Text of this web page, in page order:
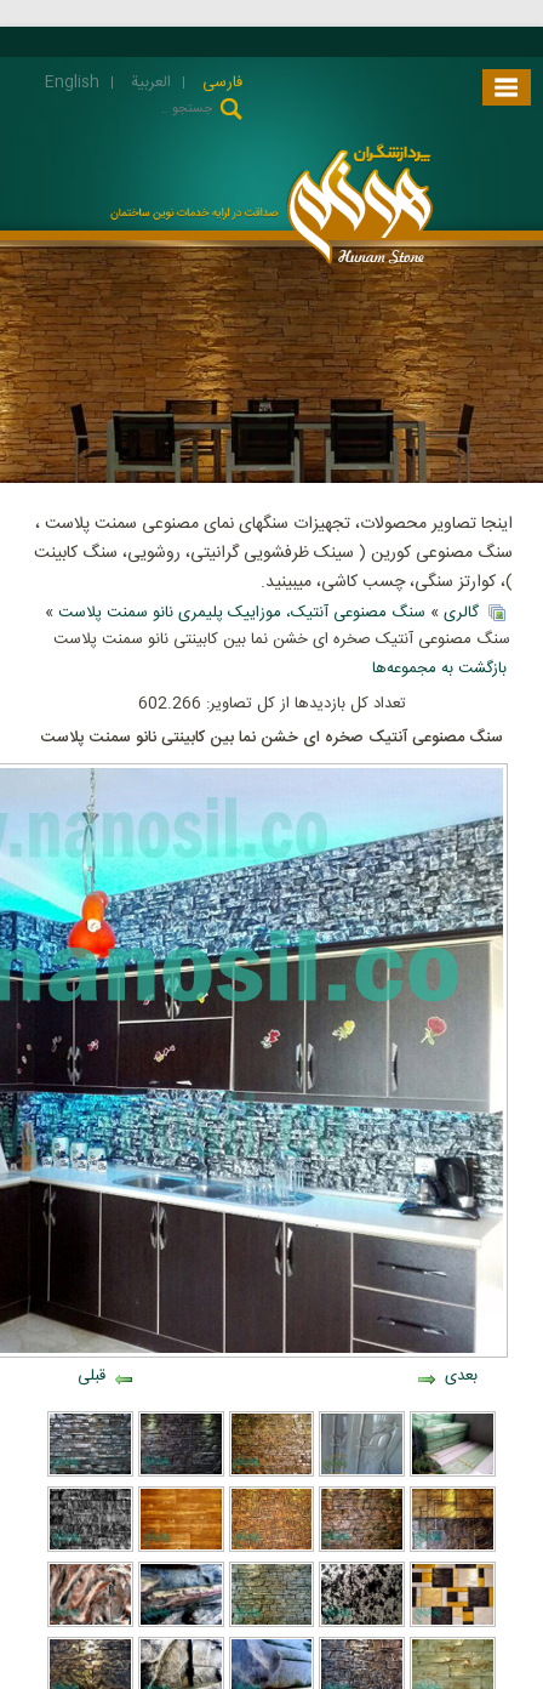
فارسی العربية English
اینجا تصاویر محصولات، تجهیزات سنگهای نمای مصنوعی سمنت پلاست ،
سنگ مصنوعی کورین ( سینک ظرفشویی گرانیتی، روشویی، سنگ کابینت
)، کوارتز سنگی، چسب کاشی، میبینید.
گالری» سنگ مصنوعی آنتیک، موزاییک پلیمری نانو سمنت پلاست»
سنگ مصنوعی آنتیک صخره ای خشن نما بین کابینتی نانو سمنت پلاست
بازگشت به مجموعه‌ها
تعداد کل بازدیدها از کل تصاویر: 602.266
سنگ مصنوعی آنتیک صخره ای خشن نما بین کابینتی نانو سمنت پلاست
قبلی بعدی